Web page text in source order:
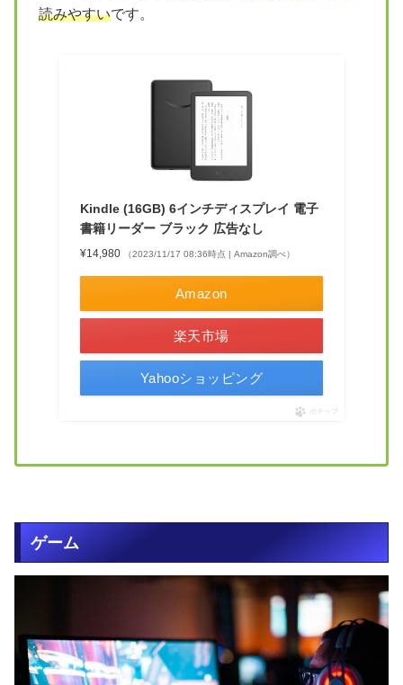
読みやすいです。
Kindle (16GB) 6インチディスプレイ 電子
書籍リーダー ブラック 広告なし
¥14,980 （2023/11/17 08:36時点 | Amazon調べ）
Amazon
楽天市場
Yahooショッピング
ポチップ
ゲーム